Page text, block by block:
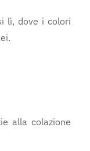
lì, dove i colori
alla colazione